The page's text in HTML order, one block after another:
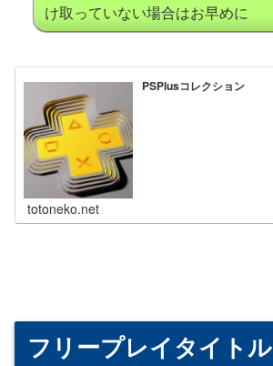
け取っていない場合はお早めに
PSPlusコレクション
totoneko.net
フリープレイタイトル